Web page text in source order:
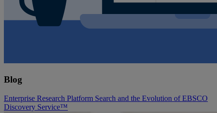
Blog
Enterprise Research Platform Search and the Evolution of EBSCO
Discovery Service™